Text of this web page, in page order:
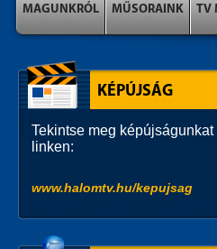
MAGUNKRÓL MŰSORAINK TV
KÉPÚJSÁG
Tekintse meg
linken:
www.halomtv.hu/kepujsag